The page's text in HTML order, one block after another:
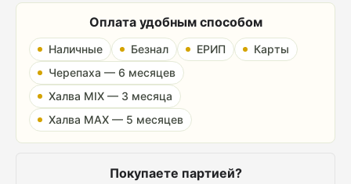
Оплата удобным способом
Наличные Безнал ЕРИП
Карты
Черепаха — 6 месяцев
Халва MIX — 3 месяца
Халва MAX — 5 месяцев
Покупаете партией?